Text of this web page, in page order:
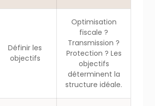
Définir les
objectifs
Optimisation
fiscale ?
Transmission ?
Protection ? Les
objectifs
déterminent la
structure idéale.